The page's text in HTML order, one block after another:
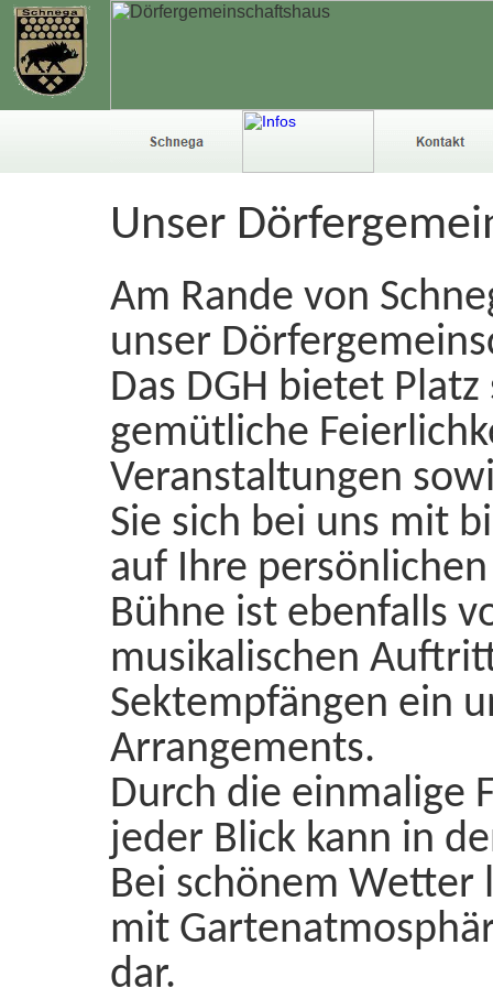
Unser
Am Rande von
unser
Das DGH bietet
gemütliche
Veranstaltungen
Sie sich bei uns mit
auf Ihre
Bühne ist ebenfalls
musikalischen
Sektempfängen ein
Arrangements.
Durch die einmalige
jeder Blick kann in
Bei schönem Wetter
mit
dar.